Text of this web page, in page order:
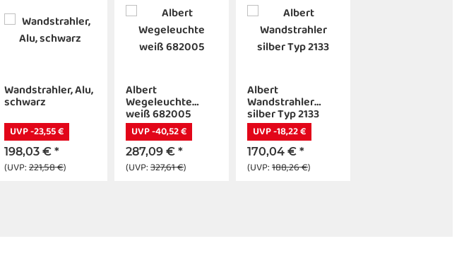
Wandstrahler, Alu,
schwarz
UVP -23,55 €
198,03 € *
(UVP:221,58 €)
Albert
Wegeleuchte
weiß 682005
UVP -40,52 €
287,09 € *
(UVP:327,61 €)
Albert
Wandstrahler
silber Typ 2133
UVP -18,22 €
170,04 € *
(UVP:188,26 €)